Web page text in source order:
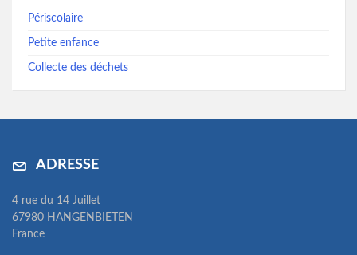
Périscolaire
Petite enfance
Collecte des déchets
ADRESSE
4 rue du 14 Juillet
67980 HANGENBIETEN
France